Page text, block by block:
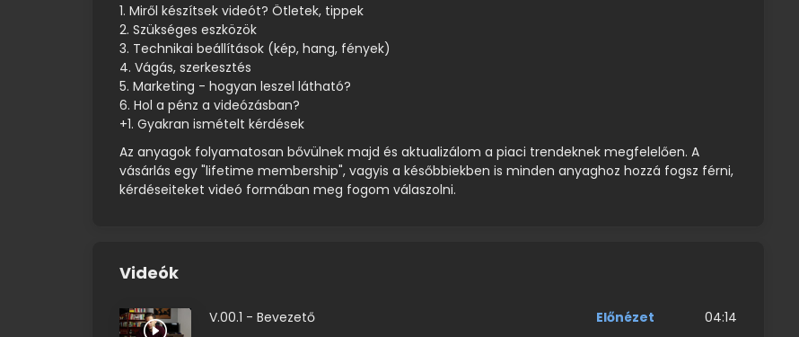
1. Miről készítsek videót? Ötletek, tippek
2. Szükséges eszközök
3. Technikai beállítások (kép, hang, fények)
4. Vágás, szerkesztés
5. Marketing - hogyan leszel látható?
6. Hol a pénz a videózásban?
+1. Gyakran ismételt kérdések
Az anyagok folyamatosan bővülnek majd és aktualizálom a piaci trendeknek megfelelően. A
vásárlás egy "lifetime membership", vagyis a későbbiekben is minden anyaghoz hozzá fogsz férni,
kérdéseiteket videó formában meg fogom válaszolni.
Videók
V.00.1 - Bevezető Előnézet 04:14